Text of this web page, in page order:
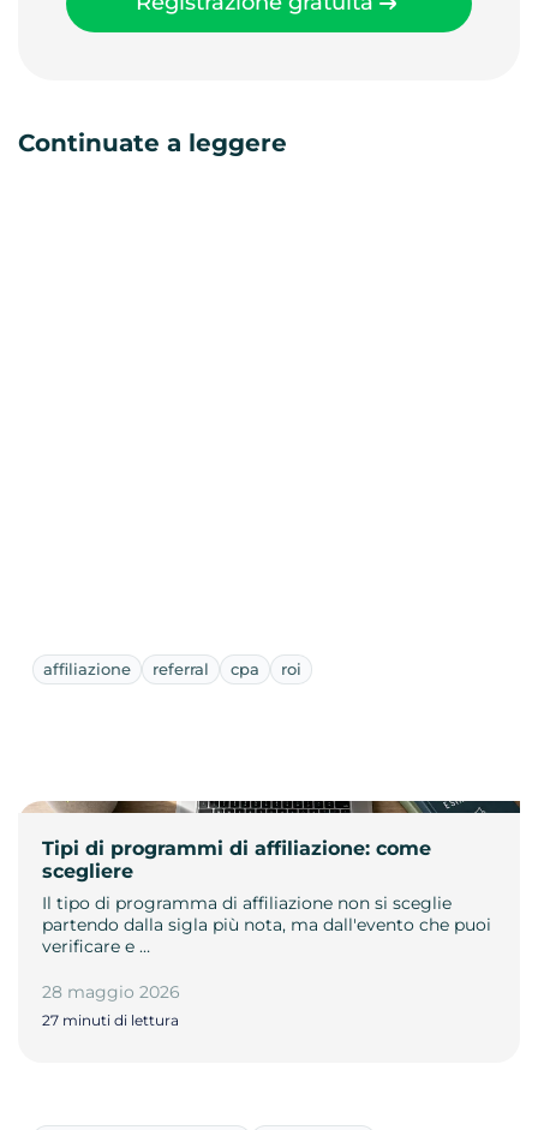
Continuate a leggere
affiliazione referral cpa roi
Tipi di programmi di affiliazione: come
scegliere
Il tipo di programma di affiliazione non si sceglie
partendo dalla sigla più nota, ma dall'evento che puoi
verificare e …
28 maggio 2026
27 minuti di lettura